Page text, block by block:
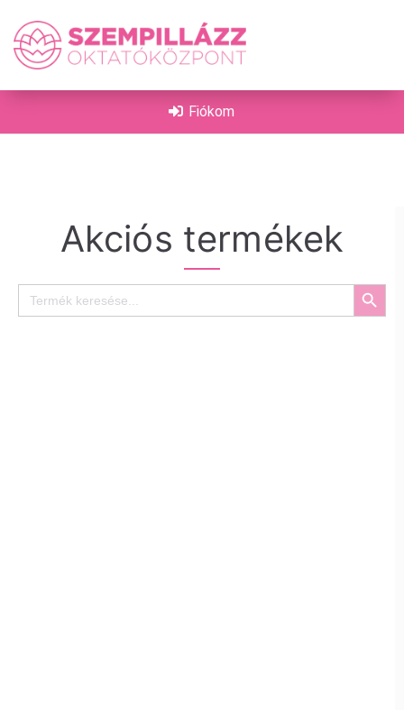
Fiókom
Akciós termékek
Search
for:
Search Button